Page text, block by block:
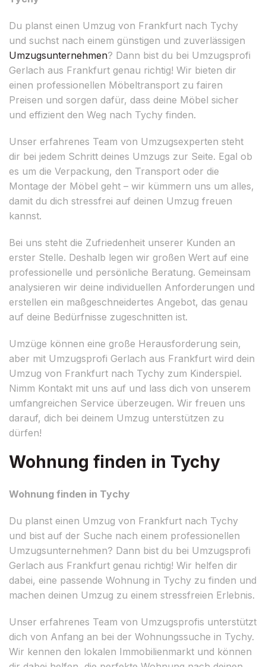
Du planst einen Umzug von Frankfurt nach Tychy
und suchst nach einem günstigen und zuverlässigen
Umzugsunternehmen? Dann bist du bei Umzugsprofi
Gerlach aus Frankfurt genau richtig! Wir bieten dir
einen professionellen Möbeltransport zu fairen
Preisen und sorgen dafür, dass deine Möbel sicher
und effizient den Weg nach Tychy finden.
Unser erfahrenes Team von Umzugsexperten steht
dir bei jedem Schritt deines Umzugs zur Seite. Egal ob
es um die Verpackung, den Transport oder die
Montage der Möbel geht – wir kümmern uns um alles,
damit du dich stressfrei auf deinen Umzug freuen
kannst.
Bei uns steht die Zufriedenheit unserer Kunden an
erster Stelle. Deshalb legen wir großen Wert auf eine
professionelle und persönliche Beratung. Gemeinsam
analysieren wir deine individuellen Anforderungen und
erstellen ein maßgeschneidertes Angebot, das genau
auf deine Bedürfnisse zugeschnitten ist.
Umzüge können eine große Herausforderung sein,
aber mit Umzugsprofi Gerlach aus Frankfurt wird dein
Umzug von Frankfurt nach Tychy zum Kinderspiel.
Nimm Kontakt mit uns auf und lass dich von unserem
umfangreichen Service überzeugen. Wir freuen uns
darauf, dich bei deinem Umzug unterstützen zu
dürfen!
Wohnung finden in Tychy
Wohnung finden in Tychy
Du planst einen Umzug von Frankfurt nach Tychy
und bist auf der Suche nach einem professionellen
Umzugsunternehmen? Dann bist du bei Umzugsprofi
Gerlach aus Frankfurt genau richtig! Wir helfen dir
dabei, eine passende Wohnung in Tychy zu finden und
machen deinen Umzug zu einem stressfreien Erlebnis.
Unser erfahrenes Team von Umzugsprofis unterstützt
dich von Anfang an bei der Wohnungssuche in Tychy.
Wir kennen den lokalen Immobilienmarkt und können